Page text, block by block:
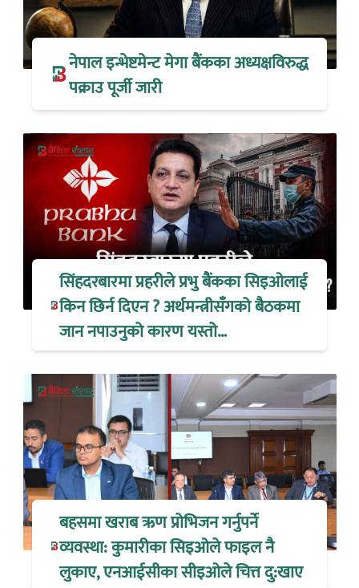
नेपाल इन्भेष्टमेन्ट मेगा बैंकका अध्यक्षविरुद्ध
पक्राउ पूर्जी जारी
सिंहदरबारमा प्रहरीले प्रभु बैंकका सिइओलाई
किन छिर्न दिएन ? अर्थमन्त्रीसँगको बैठकमा
जान नपाउनुको कारण यस्तो…
बहसमा खराब ऋण प्रोभिजन गर्नुपर्ने
व्यवस्था: कुमारीका सिइओले फाइल नै
लुकाए, एनआईसीका सीइओले चित्त दु:खाए